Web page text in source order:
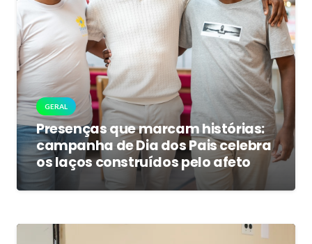
GERAL
Presenças que marcam histórias:
campanha de Dia dos Pais celebra
os laços construídos pelo afeto